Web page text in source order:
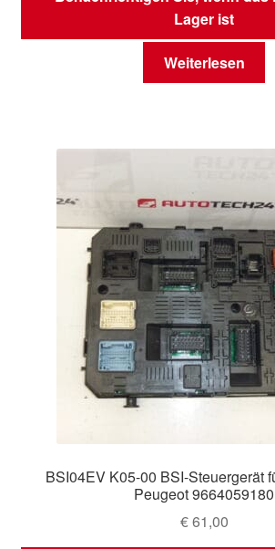
Lager ist
Weiterlesen
BSI04EV K05-00 BSI-Steuergerät
Peugeot 9664059180
€61,00